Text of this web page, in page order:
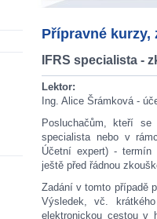
Přípravné kurzy,
IFRS specialista -
Lektor:
Ing. Alice Šrámková -
Posluchačům, kteří
specialista nebo v
Účetní expert) - termín
ještě před řádnou
Zadání v tomto případě
Výsledek, vč.
elektronickou cestou v